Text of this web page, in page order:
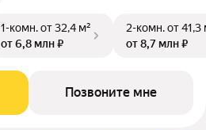
1-комн.от 32,4 м²
от 6,8 млн ₽
2-комн.от 41,3
от 8,7 млн ₽
Позвоните мне